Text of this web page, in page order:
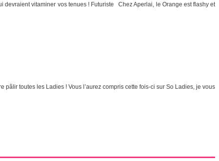
devraient vitaminer vos tenues ! Futuriste Chez Aperlai, le Orange est flashy et
toutes les Ladies ! Vous l’aurez compris cette fois-ci sur So Ladies, je vous